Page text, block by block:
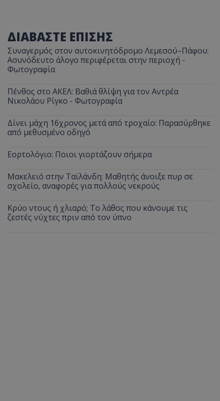
ΔΙΑΒΑΣΤΕ ΕΠΙΣΗΣ
Συναγερμός στον αυτοκινητόδρομο Λεμεσού–Πάφου:
Ασυνόδευτο άλογο περιφέρεται στην περιοχή -
Φωτογραφία
Πένθος στο ΑΚΕΛ: Βαθιά θλίψη για τον Αντρέα
Νικολάου Ρίγκο - Φωτογραφία
Δίνει μάχη 16χρονος μετά από τροχαίο: Παρασύρθηκε
από μεθυσμένο οδηγό
Εορτολόγιο: Ποιοι γιορτάζουν σήμερα
Μακελειό στην Ταϊλάνδη: Μαθητής άνοιξε πυρ σε
σχολείο, αναφορές για πολλούς νεκρούς
Κρύο ντους ή χλιαρό; Το λάθος που κάνουμε τις
ζεστές νύχτες πριν από τον ύπνο